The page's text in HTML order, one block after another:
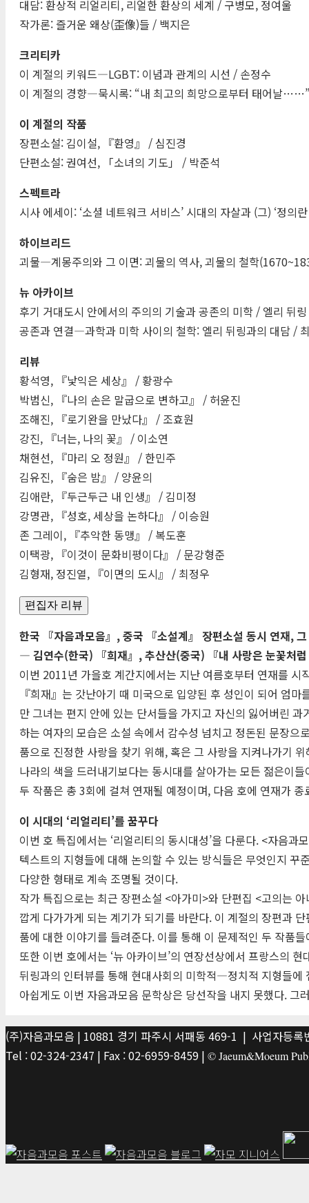
대담: 환상적 리얼리티, 리얼한 환상의 세계 / 구병모, 정여울
작가론: 즐거운 왜상(歪像)들 / 백지은
크리티카
이 계절의 키워드―LGBT: 이념과 관계의 시선 / 손정수
이 계절의 경향―묵시록: “내 최고의 희망으로부터 태어날
이 계절의 작품
장편소설: 김이설, 『환영』 / 심진경
단편소설: 권여선, 「소녀의 기도」 / 박준석
스펙트라
시사 에세이: ‘소셜 네트워크 서비스’ 시대의 자살과 (그) ‘정의
하이브리드
괴물―계몽주의와 그 이면: 괴물의 역사, 괴물의 철학
뉴 아카이브
후기 거대도시 안에서의 주의의 기술과 공존의 미학 / 엘리 뒤링
공존과 연결―과학과 미학 사이의 철학: 엘리 뒤링과의 대담 /
리뷰
황석영, 『낯익은 세상』 / 황광수
박범신, 『나의 손은 말굽으로 변하고』 / 허윤진
조해진, 『로기완을 만났다』 / 조효원
강진, 『너는, 나의 꽃』 / 이소연
채현선, 『마리 오 정원』 / 한민주
김유진, 『숨은 밤』 / 양윤의
김애란, 『두근두근 내 인생』 / 김미정
강명관, 『성호, 세상을 논하다』 / 이승원
존 그레이, 『추악한 동맹』 / 복도훈
이택광, 『이것이 문화비평이다』 / 문강형준
김형재, 정진열, 『이면의 도시』 / 최정우
편집자 리뷰
한국 『자음과모음』, 중국 『소설계』 장편소설 동시 연재,
― 김연수(한국) 『희재』, 추산산(중국) 『내 사랑은 눈꽃처
이번 2011년 가을호 계간지에서는 지난 여름호부터 연재를
『희재』는 갓난아기 때 미국으로 입양된 후 성인이 되어 엄
만 그녀는 편지 안에 있는 단서들을 가지고 자신의 잃어버린
하는 여자의 모습은 소설 속에서 감수성 넘치고 정돈된 문장
품으로 진정한 사랑을 찾기 위해, 혹은 그 사랑을 지켜나가기
나라의 색을 드러내기보다는 동시대를 살아가는 모든 젊은이
두 작품은 총 3회에 걸쳐 연재될 예정이며, 다음 호에 연재가
이 시대의 ‘리얼리티’를 꿈꾸다
이번 호 특집에서는 ‘리얼리티의 동시대성’을 다룬다. <자음
텍스트의 지형들에 대해 논의할 수 있는 방식들은 무엇인지
다양한 형태로 계속 조명될 것이다.
작가 특집으로는 최근 장편소설 <아가미>와 단편집 <고의는
깝게 다가가게 되는 계기가 되기를 바란다. 이 계절의 장편과
품에 대한 이야기를 들려준다. 이를 통해 이 문제적인 두 작품
또한 이번 호에서는 ‘뉴 아카이브’의 연장선상에서 프랑스의
뒤링과의 인터뷰를 통해 현대사회의 미학적―정치적 지형들
아쉽게도 이번 자음과모음 문학상은 당선작을 내지 못했다.
(주)자음과모음 | 10881 경기 파주시 서패동 469-1 | 사업자등
Tel : 02-324-2347 | Fax : 02-6959-8459 | © Jaeum&Moeum